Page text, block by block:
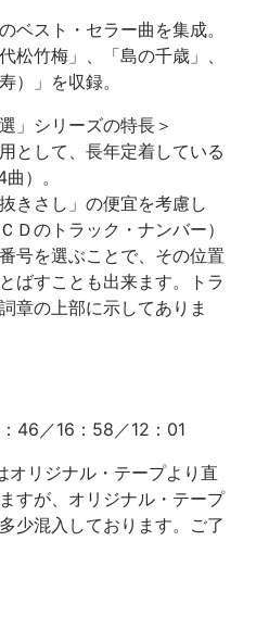
ベスト・セラー曲を集成。
松竹梅」、「島の千歳」、
）」を収録。
」シリーズの特長＞
として、長年定着している
）。
きさし」の便宜を考慮し
Ｄのトラック・ナンバー）
号を選ぶことで、その位置
ばすことも出来ます。トラ
章の上部に示してありま
46／16：58／12：01
オリジナル・テープより直
すが、オリジナル・テープ
少混入しております。ご了